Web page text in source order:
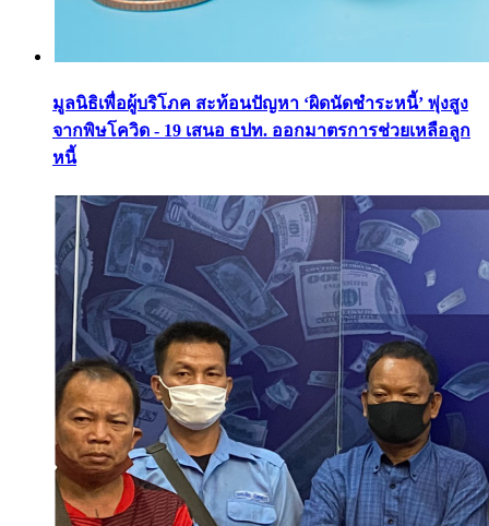
มูลนิธิเพื่อผู้บริโภค สะท้อนปัญหา ‘ผิดนัดชำระหนี้’ พุ่งสูง
จากพิษโควิด - 19 เสนอ ธปท. ออกมาตรการช่วยเหลือลูก
หนี้